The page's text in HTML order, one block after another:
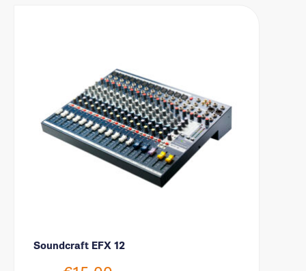
Soundcraft EFX 12